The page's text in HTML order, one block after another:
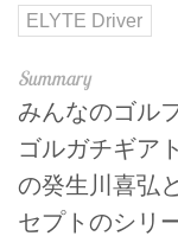
ELYTE Driver
みんなのゴル
ゴルガチギア
の癸生川喜弘
セプトのシリ